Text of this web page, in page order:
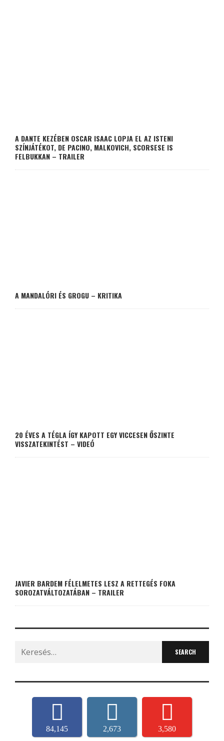
A DANTE KEZÉBEN OSCAR ISAAC LOPJA EL AZ ISTENI
SZÍNJÁTÉKOT, DE PACINO, MALKOVICH, SCORSESE IS
FELBUKKAN – TRAILER
A MANDALÓRI ÉS GROGU – KRITIKA
20 ÉVES A TÉGLA ÍGY KAPOTT EGY VICCESEN ŐSZINTE
VISSZATEKINTÉST – VIDEÓ
JAVIER BARDEM FÉLELMETES LESZ A RETTEGÉS FOKA
SOROZATVÁLTOZATÁBAN – TRAILER
Search
for:
84,145 2,673 3,580